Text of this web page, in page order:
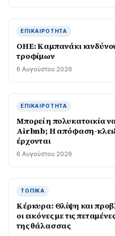
ΕΠΙΚΑΙΡΌΤΗΤΑ
ΟΗΕ: Καμπανάκι κινδύνου
τροφίμων
6 Αυγούστου 2026
ΕΠΙΚΑΙΡΌΤΗΤΑ
Μπορεί η πολυκατοικία
Airbnb; Η απόφαση-
έρχονται
6 Αυγούστου 2026
ΤΟΠΙΚΆ
Κέρκυρα: Θλίψη και
οι εικόνες με τις
της θάλασσας